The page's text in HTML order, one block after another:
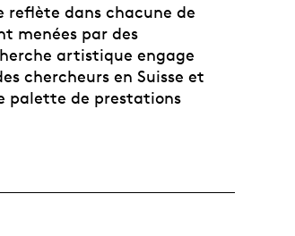
reflète dans chacune de
menées par des
artistique engage
chercheurs en Suisse et
palette de prestations